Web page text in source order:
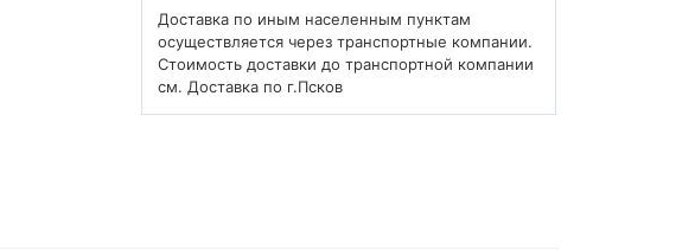
Доставка по иным населенным пунктам
осуществляется через транспортные компании.
Стоимость доставки до транспортной компании
см. Доставка по г.Псков